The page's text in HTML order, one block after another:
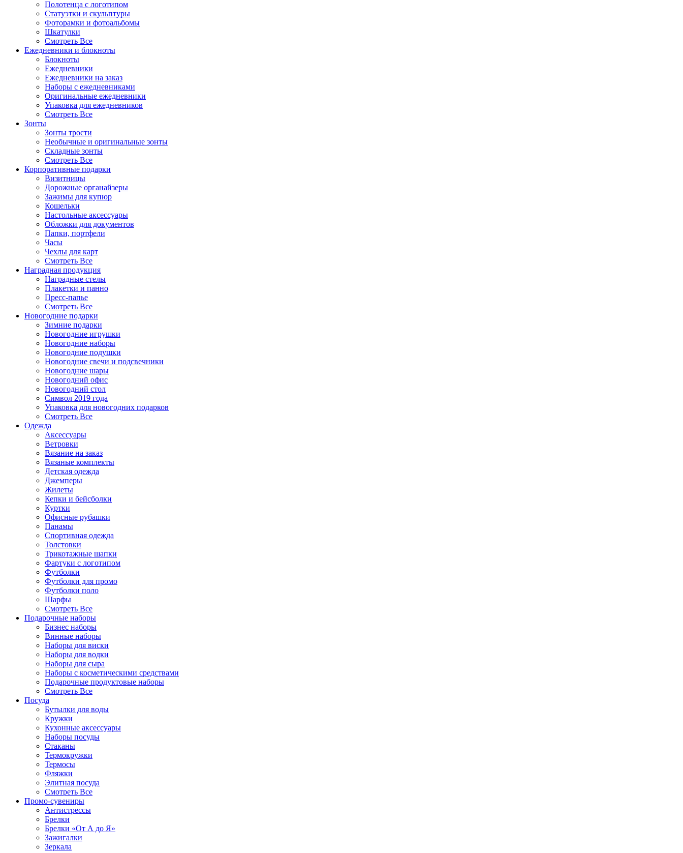
Полотенца с логотипом
Статуэтки и скульптуры
Фоторамки и фотоальбомы
Шкатулки
Смотреть Все
Ежедневники и блокноты
Блокноты
Ежедневники
Ежедневники на заказ
Наборы с ежедневниками
Оригинальные ежедневники
Упаковка для ежедневников
Смотреть Все
Зонты
Зонты трости
Необычные и оригинальные зонты
Складные зонты
Смотреть Все
Корпоративные подарки
Визитницы
Дорожные органайзеры
Зажимы для купюр
Кошельки
Настольные аксессуары
Обложки для документов
Папки, портфели
Часы
Чехлы для карт
Смотреть Все
Наградная продукция
Наградные стелы
Плакетки и панно
Пресс-папье
Смотреть Все
Новогодние подарки
Зимние подарки
Новогодние игрушки
Новогодние наборы
Новогодние подушки
Новогодние свечи и подсвечники
Новогодние шары
Новогодний офис
Новогодний стол
Символ 2019 года
Упаковка для новогодних подарков
Смотреть Все
Одежда
Аксессуары
Ветровки
Вязание на заказ
Вязаные комплекты
Детская одежда
Джемперы
Жилеты
Кепки и бейсболки
Куртки
Офисные рубашки
Панамы
Спортивная одежда
Толстовки
Трикотажные шапки
Фартуки с логотипом
Футболки
Футболки для промо
Футболки поло
Шарфы
Смотреть Все
Подарочные наборы
Бизнес наборы
Винные наборы
Наборы для виски
Наборы для водки
Наборы для сыра
Наборы с косметическими средствами
Подарочные продуктовые наборы
Смотреть Все
Посуда
Бутылки для воды
Кружки
Кухонные аксессуары
Наборы посуды
Стаканы
Термокружки
Термосы
Фляжки
Элитная посуда
Смотреть Все
Промо-сувениры
Антистрессы
Брелки
Брелки «От А до Я»
Зажигалки
Зеркала